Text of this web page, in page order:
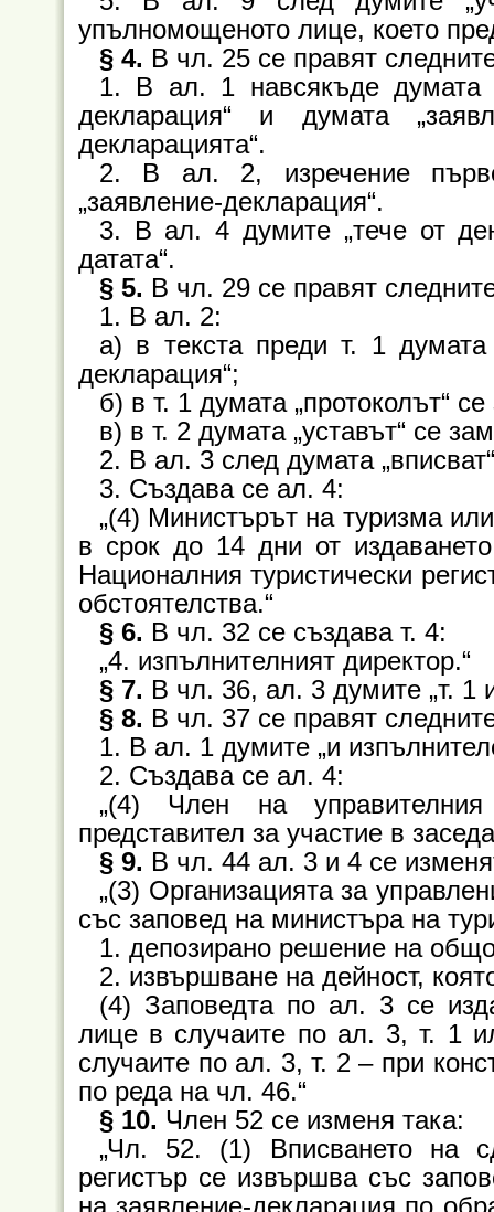
упълномощеното лице, което
§ 4. В чл. 25 се правят
1. В ал. 1 навсякъде думата
декларация“ и думата
декларацията“.
2. В ал. 2, изречение
„заявление-декларация“.
3. В ал. 4 думите „тече от
датата“.
§ 5. В чл. 29 се правят
1. В ал. 2:
а) в текста преди т. 1 думата
декларация“;
б) в т. 1 думата „протоколът“
в) в т. 2 думата „уставът“ се
2. В ал. 3 след думата
3. Създава се ал. 4:
„(4) Министърът на туризма
в срок до 14 дни от
Националния туристически
обстоятелства.“
§ 6. В чл. 32 се създава т. 4:
„4. изпълнителният директор.“
§ 7. В чл. 36, ал. 3 думите „т. 1
§ 8. В чл. 37 се правят
1. В ал. 1 думите „и
2. Създава се ал. 4:
„(4) Член на
представител за участие в
§ 9. В чл. 44 ал. 3 и 4 се
„(3) Организацията за
със заповед на министъра на
1. депозирано решение на
2. извършване на дейност,
(4) Заповедта по ал. 3 се
лице в случаите по ал. 3, т. 1
случаите по ал. 3, т. 2 – при
по реда на чл. 46.“
§ 10. Член 52 се изменя така:
„Чл. 52. (1) Вписването на
регистър се извършва със